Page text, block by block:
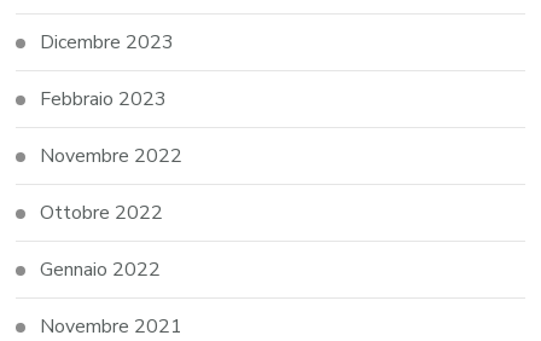
Dicembre 2023
Febbraio 2023
Novembre 2022
Ottobre 2022
Gennaio 2022
Novembre 2021